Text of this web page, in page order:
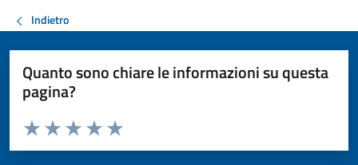
Indietro
Quanto sono chiare le informazioni su questa
pagina?
Valuta da 1 a 5 stelle la pagina
Valuta 5 stelle su 5
Valuta 4 stelle su 5
Valuta 3 stelle su 5
Valuta 2 stelle su 5
Valuta 1 stelle su 5